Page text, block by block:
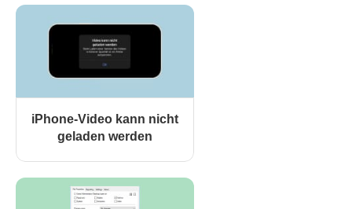
iPhone-Video kann nicht
geladen werden